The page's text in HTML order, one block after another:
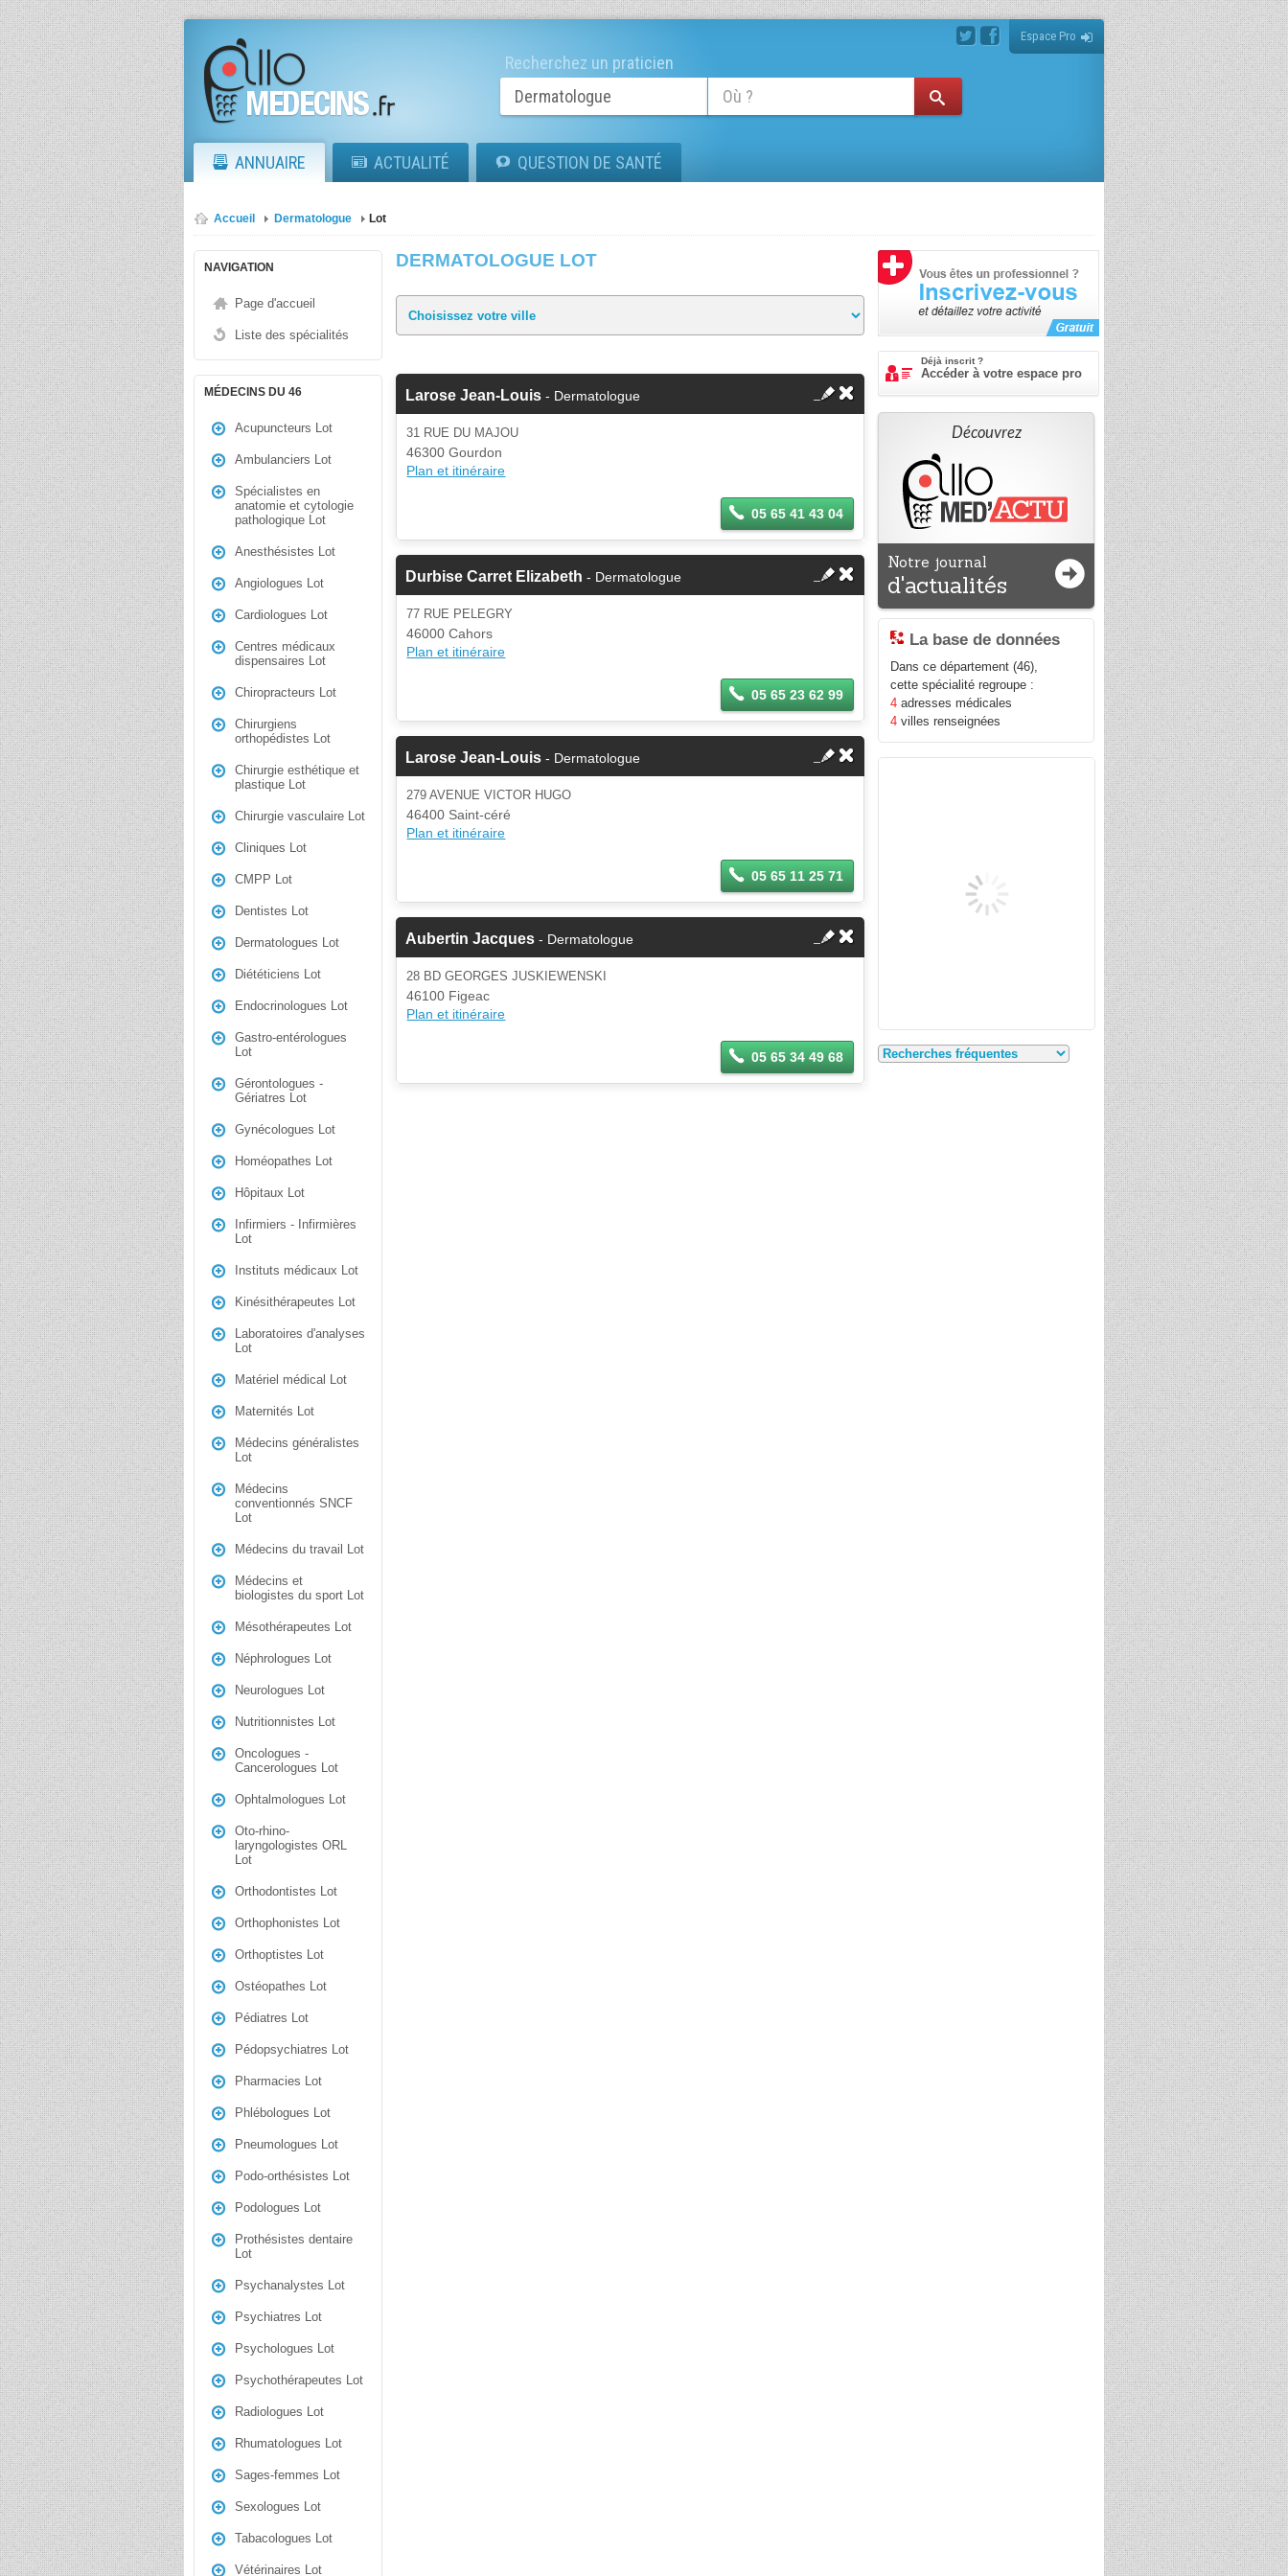
Espace Pro
Recherchez un praticien
ANNUAIRE ACTUALITÉ QUESTION DE SANTÉ
Accueil Dermatologue Lot
NAVIGATION
Page d'accueil
Liste des spécialités
MÉDECINS DU 46
Acupuncteurs Lot
Ambulanciers Lot
Spécialistes en
anatomie et cytologie
pathologique Lot
Anesthésistes Lot
Angiologues Lot
Cardiologues Lot
Centres médicaux
dispensaires Lot
Chiropracteurs Lot
Chirurgiens
orthopédistes Lot
Chirurgie esthétique et
plastique Lot
Chirurgie vasculaire Lot
Cliniques Lot
CMPP Lot
Dentistes Lot
Dermatologues Lot
Diététiciens Lot
Endocrinologues Lot
Gastro-entérologues
Lot
Gérontologues -
Gériatres Lot
Gynécologues Lot
Homéopathes Lot
Hôpitaux Lot
Infirmiers - Infirmières
Lot
Instituts médicaux Lot
Kinésithérapeutes Lot
Laboratoires d'analyses
Lot
Matériel médical Lot
Maternités Lot
Médecins généralistes
Lot
Médecins
conventionnés SNCF
Lot
Médecins du travail Lot
Médecins et
biologistes du sport Lot
Mésothérapeutes Lot
Néphrologues Lot
Neurologues Lot
Nutritionnistes Lot
Oncologues -
Cancerologues Lot
Ophtalmologues Lot
Oto-rhino-
laryngologistes ORL
Lot
Orthodontistes Lot
Orthophonistes Lot
Orthoptistes Lot
Ostéopathes Lot
Pédiatres Lot
Pédopsychiatres Lot
Pharmacies Lot
Phlébologues Lot
Pneumologues Lot
Podo-orthésistes Lot
Podologues Lot
Prothésistes dentaire
Lot
Psychanalystes Lot
Psychiatres Lot
Psychologues Lot
Psychothérapeutes Lot
Radiologues Lot
Rhumatologues Lot
Sages-femmes Lot
Sexologues Lot
Tabacologues Lot
Vétérinaires Lot
DERMATOLOGUE LOT
Larose Jean-Louis - Dermatologue
31 RUE DU MAJOU
46300 Gourdon
Plan et itinéraire
05 65 41 43 04
Durbise Carret Elizabeth - Dermatologue
77 RUE PELEGRY
46000 Cahors
Plan et itinéraire
05 65 23 62 99
Larose Jean-Louis - Dermatologue
279 AVENUE VICTOR HUGO
46400 Saint-céré
Plan et itinéraire
05 65 11 25 71
Aubertin Jacques - Dermatologue
28 BD GEORGES JUSKIEWENSKI
46100 Figeac
Plan et itinéraire
05 65 34 49 68
Déjà inscrit ?
Accéder à votre espace pro
Découvrez
Notre journal
d'actualités
La base de données
Dans ce département (46),
cette spécialité regroupe :
4 adresses médicales
4 villes renseignées